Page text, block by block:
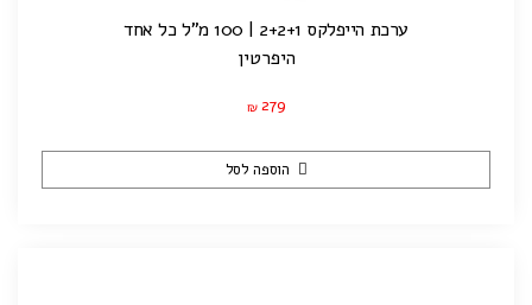
ערכת הייפלקס 2+2+1 | 100 מ"ל כל אחד
היפרטין
₪ 279
הוספה לסל